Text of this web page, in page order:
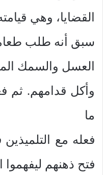
القضايا، وهي
سبق أنه طلب
العسل والسمك
وأكل قدامهم. ثم
ما
فعله مع
فتح ذهنهم